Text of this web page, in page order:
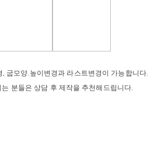
굽모양.높이변경과 라스트변경이 가능합니다.
분들은 상담 후 제작을 추천해드립니다.